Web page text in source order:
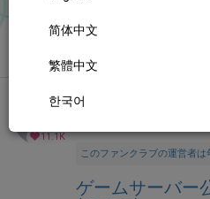
简体中文
繁體中文
한국어
ンの招待キーです。
11.1K
全年齢向け
このファンクラブの運営者
ゲームサーバー